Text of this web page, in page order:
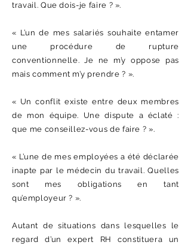
travail. Que dois-je faire ? ».
« L’un de mes salariés souhaite entamer
une procédure de rupture
conventionnelle. Je ne m’y oppose pas
mais comment m’y prendre ? ».
« Un conflit existe entre deux membres
de mon équipe. Une dispute a éclaté :
que me conseillez-vous de faire ? ».
« L’une de mes employées a été déclarée
inapte par le médecin du travail. Quelles
sont mes obligations en tant
qu’employeur ? ».
Autant de situations dans lesquelles le
regard d’un expert RH constituera un